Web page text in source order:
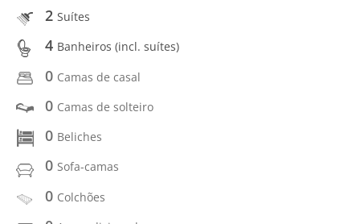
2 Suítes
4 Banheiros (incl. suítes)
0 Camas de casal
0 Camas de solteiro
0 Beliches
0 Sofa-camas
0 Colchões